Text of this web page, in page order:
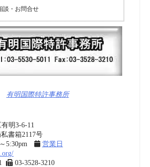
談・お問合せ
有明国際特許事務所
明3-6-11
書箱2117号
5:30pm
営業日
03-3528-3210